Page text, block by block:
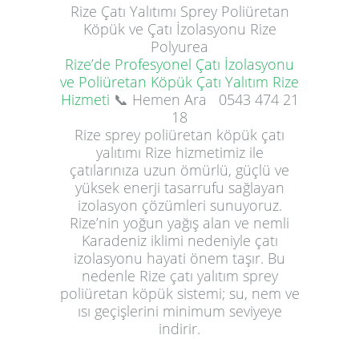
Rize Çatı Yalıtımı Sprey Poliüretan
Köpük ve Çatı İzolasyonu Rize
Polyurea
Rize’de Profesyonel Çatı İzolasyonu
ve Poliüretan Köpük Çatı Yalıtım Rize
Hizmeti 📞 Hemen Ara
0543 474 21
18
Rize sprey poliüretan köpük çatı
yalıtımı Rize hizmetimiz ile
çatılarınıza uzun ömürlü, güçlü ve
yüksek enerji tasarrufu sağlayan
izolasyon çözümleri sunuyoruz.
Rize’nin yoğun yağış alan ve nemli
Karadeniz iklimi nedeniyle çatı
izolasyonu hayati önem taşır. Bu
nedenle Rize çatı yalıtım sprey
poliüretan köpük sistemi; su, nem ve
ısı geçişlerini minimum seviyeye
indirir.